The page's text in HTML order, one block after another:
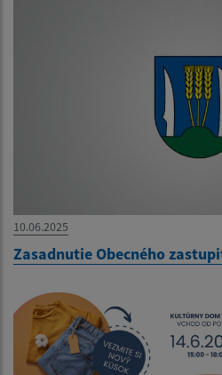
10.06.2025
Zasadnutie Obecného